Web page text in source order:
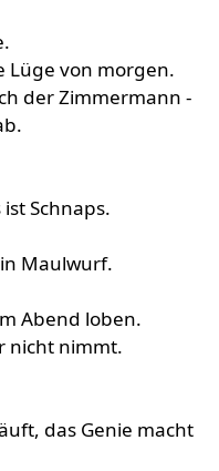
Lüge von morgen.
der Zimmermann -
Schnaps.
Maulwurf.
Abend loben.
nicht nimmt.
das Genie macht